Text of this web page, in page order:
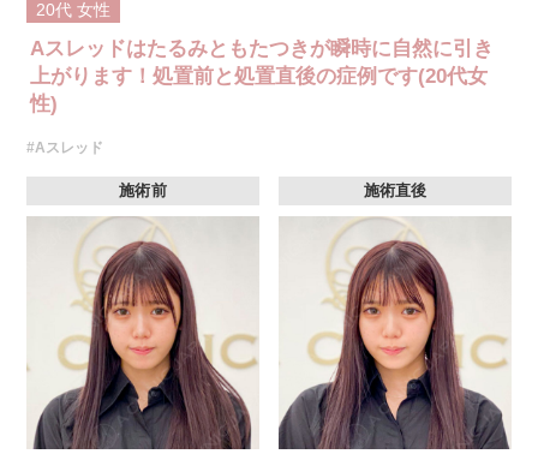
20代 女性
Aスレッドはたるみともたつきが瞬時に自然に引き
上がります！処置前と処置直後の症例です(20代女
性)
#Aスレッド
施術前 施術直後